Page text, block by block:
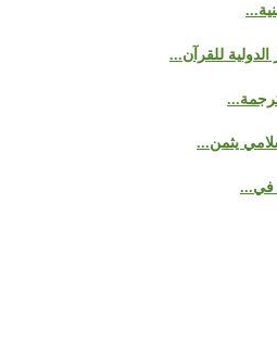
الدولية للقرآن...
يثمن...
في...